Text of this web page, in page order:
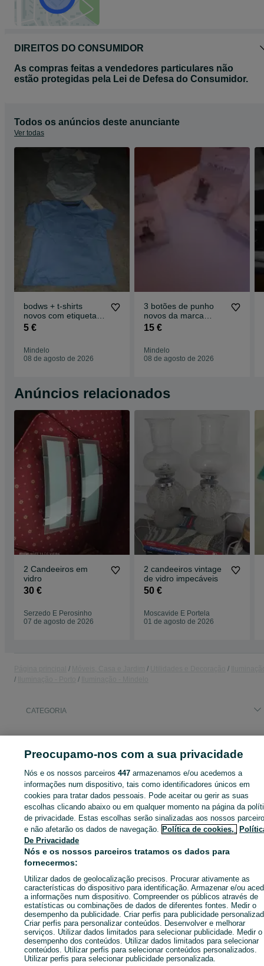
DIREITOS DO CONSUMIDOR
As compras feitas a vendedores particulares não
estão protegidas pela Lei de Defesa do Consumidor.
Todos os anúncios deste anunciante
Ver todas
bodws + t-shirts
novos com etiqueta
para bebe menino
5 €
Mindelo
08 de agosto de 2026
3 botões de punho
novos da marca
GEORGES RECH
15 €
Mindelo
08 de agosto de 2026
Anúncios relacionados
2 Candeeiros em
vidro
30 €
Serzedo E Perosinho
07 de agosto de 2026
2 candeeiros vintage
de vidro impecáveis
50 €
Moscavide E Portela
01 de agosto de 2026
CATEGORIA
Entra na tua conta OLX ou cria uma nova para contactares
anunciante
Entrar ou criar conta
Enviar mensagem
Preocupamo-nos com a sua privacidade
Nós e os nossos parceiros447 armazenamos e/ou acedemos a
informações num dispositivo, tais como identificadores únicos em
cookies para tratar dados pessoais. Pode aceitar ou gerir as suas
escolhas clicando abaixo ou em qualquer momento na página da
de privacidade. Estas escolhas serão sinalizadas aos nossos
e não afetarão os dados de navegação. Política de cookies,
De Privacidade
Nós e os nossos parceiros tratamos os dados para
fornecermos:
Utilizar dados de geolocalização precisos. Procurar ativamente as
características do dispositivo para identificação. Armazenar e/ou
a informações num dispositivo. Compreender os públicos através de
estatísticas ou combinações de dados de diferentes fontes. Medir o
desempenho da publicidade. Criar perfis para publicidade
Criar perfis para personalizar conteúdos. Desenvolver e melhorar
serviços. Utilizar dados limitados para selecionar publicidade. Medir o
desempenho dos conteúdos. Utilizar dados limitados para selecionar
conteúdos. Utilizar perfis para selecionar conteúdos personalizados.
Utilizar perfis para selecionar publicidade personalizada.